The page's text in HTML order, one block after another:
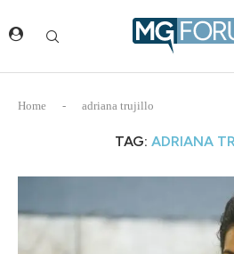
Home - adriana trujillo
TAG: ADRIANA